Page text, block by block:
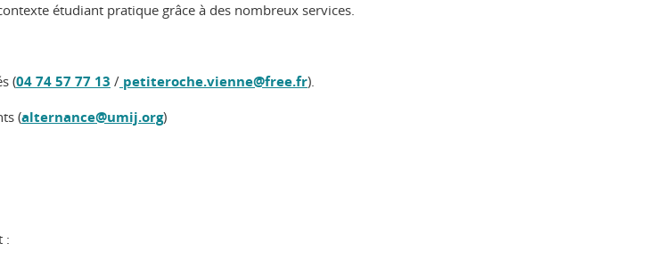
étudiant pratique grâce à des nombreux services.
(04 74 57 77 13 / petiteroche.vienne@free.fr).
(alternance@umij.org)
: